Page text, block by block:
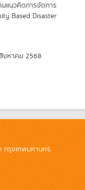
มแนวคิดการจัดการ
Based Disaster
หาคม 2568
กรุงเทพมหานคร